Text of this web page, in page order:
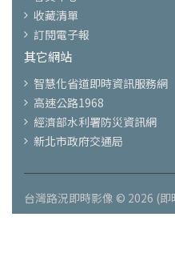
收藏清單
訂閱電子報
其它網站
智慧化省道即時資訊服務網
高速公路1968
經濟部水利署防災資訊網
新北市政府交通局
台灣路況即時影像 © 2026 (